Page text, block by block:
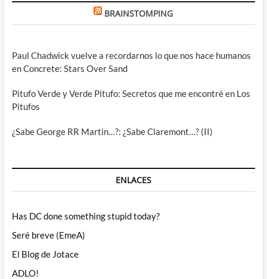
BRAINSTOMPING
Paul Chadwick vuelve a recordarnos lo que nos hace humanos
en Concrete: Stars Over Sand
Pitufo Verde y Verde Pitufo: Secretos que me encontré en Los
Pitufos
¿Sabe George RR Martin…?: ¿Sabe Claremont…? (II)
ENLACES
Has DC done something stupid today?
Seré breve (EmeA)
El Blog de Jotace
ADLO!